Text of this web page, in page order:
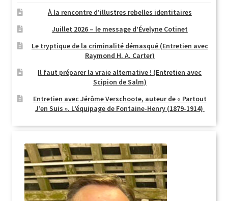
À la rencontre d’illustres rebelles identitaires
Juillet 2026 – le message d’Évelyne Cotinet
Le tryptique de la criminalité démasqué (Entretien avec
Raymond H. A. Carter)
Il faut préparer la vraie alternative ! (Entretien avec
Scipion de Salm)
Entretien avec Jérôme Verschoote, auteur de « Partout
J’en Suis ». L’équipage de Fontaine-Henry (1879-1914)